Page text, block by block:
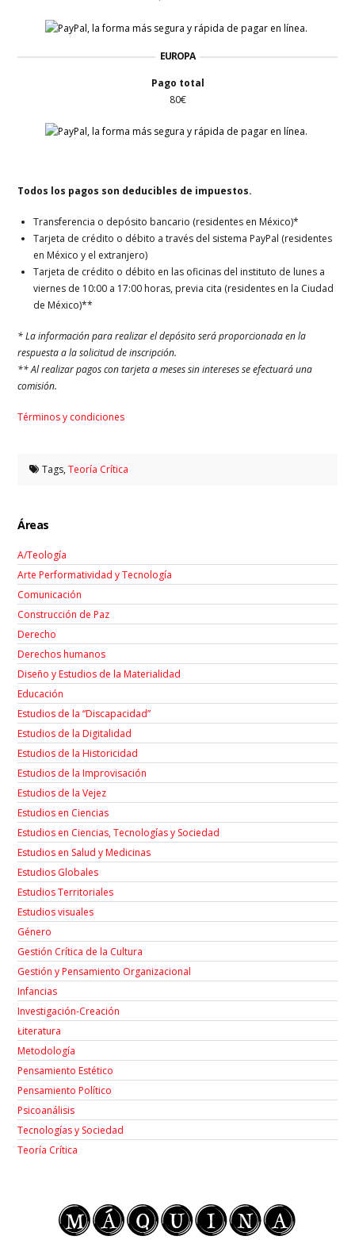
EUROPA
Pago total
80€
Todos los pagos son deducibles de impuestos.
Transferencia o depósito bancario (residentes en México)*
Tarjeta de crédito o débito a través del sistema PayPal (residentes
en México y el extranjero)
Tarjeta de crédito o débito en las oficinas del instituto de lunes a
viernes de 10:00 a 17:00 horas, previa cita (residentes en la Ciudad
de México)**
* La información para realizar el depósito será proporcionada en la
respuesta a la solicitud de inscripción.
** Al realizar pagos con tarjeta a meses sin intereses se efectuará una
comisión.
Términos y condiciones
Tags,Teoría Crítica
Áreas
A/Teología
Arte Performatividad y Tecnología
Comunicación
Construcción de Paz
Derecho
Derechos humanos
Diseño y Estudios de la Materialidad
Educación
Estudios de la “Discapacidad”
Estudios de la Digitalidad
Estudios de la Historicidad
Estudios de la Improvisación
Estudios de la Vejez
Estudios en Ciencias
Estudios en Ciencias, Tecnologías y Sociedad
Estudios en Salud y Medicinas
Estudios Globales
Estudios Territoriales
Estudios visuales
Género
Gestión Crítica de la Cultura
Gestión y Pensamiento Organizacional
Infancias
Investigación-Creación
Łiteratura
Metodología
Pensamiento Estético
Pensamiento Político
Psicoanálisis
Tecnologías y Sociedad
Teoría Crítica